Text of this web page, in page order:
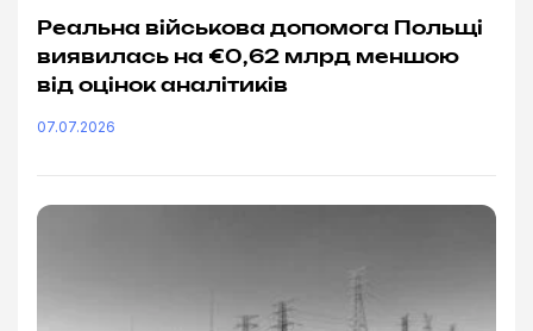
Реальна військова допомога Польщі
виявилась на €0,62 млрд меншою
від оцінок аналітиків
07.07.2026